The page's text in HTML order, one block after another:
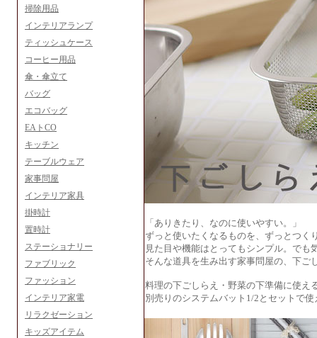
掃除用品
インテリアランプ
ティッシュケース
コーヒー用品
傘・傘立て
バッグ
エコバッグ
EAトCO
キッチン
テーブルウェア
家事問屋
インテリア家具
掛時計
置時計
ステーショナリー
ファブリック
ファッション
インテリア家電
リラクゼーション
キッズアイテム
「ありきたり、なのに使いやすい。」
ずっと使いたくなるものを、ずっとつく
見た目や機能はとってもシンプル。でも
そんな道具を生み出す家事問屋の、下ご
料理の下ごしらえ・野菜の下準備に使え
別売りのシステムバット1/2とセットで